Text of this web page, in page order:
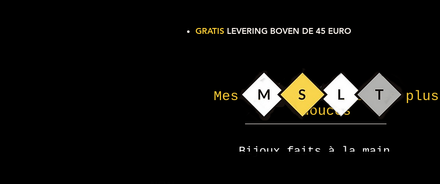
GRATIS LEVERING BOVEN DE 45 EURO
Mes petites choses les plus
douces
Bijoux faits à la main